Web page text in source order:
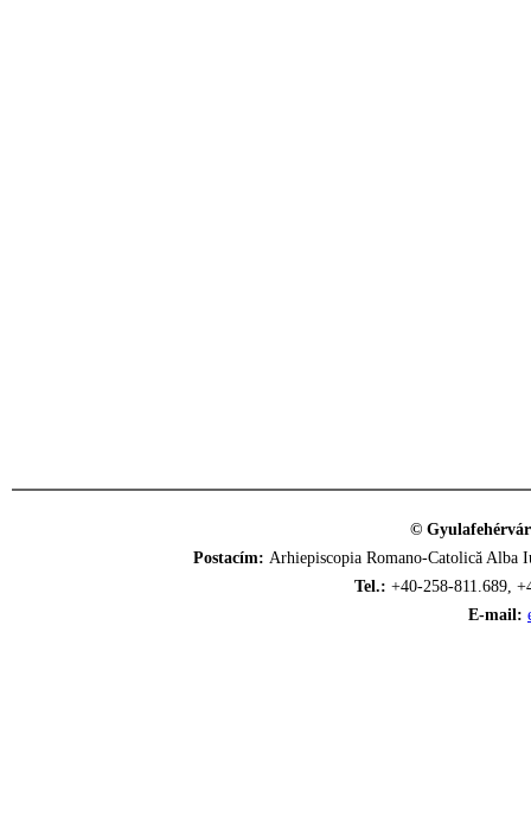
©
Postacím: Arhiepiscopia Romano-Catolică
Tel.: +40-258-811.689,
E-mail: